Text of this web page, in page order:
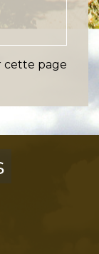
cette page